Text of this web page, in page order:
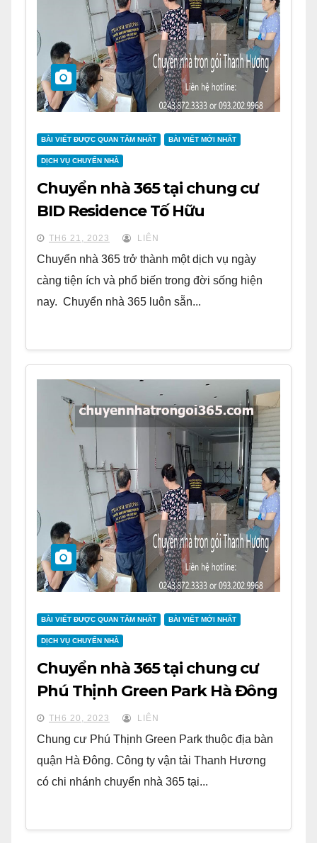
BÀI VIẾT ĐƯỢC QUAN TÂM NHẤT BÀI VIẾT MỚI NHẤT
DỊCH VỤ CHUYỂN NHÀ
Chuyển nhà 365 tại chung cư
BID Residence Tố Hữu
TH6 21, 2023 LIÊN
Chuyển nhà 365 trở thành một dịch vụ ngày
càng tiện ích và phổ biến trong đời sống hiện
nay. Chuyển nhà 365 luôn sẵn...
BÀI VIẾT ĐƯỢC QUAN TÂM NHẤT BÀI VIẾT MỚI NHẤT
DỊCH VỤ CHUYỂN NHÀ
Chuyển nhà 365 tại chung cư
Phú Thịnh Green Park Hà Đông
TH6 20, 2023 LIÊN
Chung cư Phú Thịnh Green Park thuộc địa bàn
quận Hà Đông. Công ty vận tải Thanh Hương
có chi nhánh chuyển nhà 365 tại...